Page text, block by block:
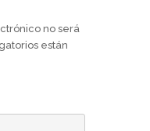
no será
están